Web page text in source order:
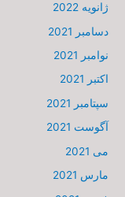
ژانویه 2022
دسامبر 2021
نوامبر 2021
اکتبر 2021
سپتامبر 2021
آگوست 2021
می 2021
مارس 2021